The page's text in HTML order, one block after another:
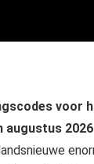
voor
augustus 2026